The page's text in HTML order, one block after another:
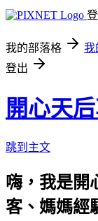
我的部落格 我
登出
開心天
跳到主文
嗨，我是開
客、媽媽經